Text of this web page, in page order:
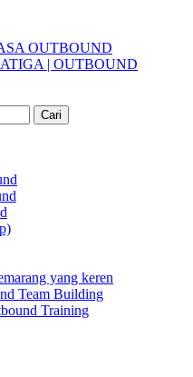
OUTBOUND SEMARANG
BANDUNGAN
Tengah
yang keren
Team Building
Training